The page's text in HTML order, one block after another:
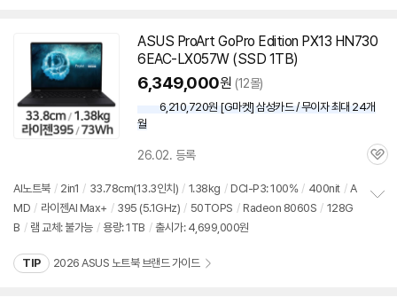
ASUS ProArt GoPro Edition PX13 HN730
6EAC-LX057W (SSD 1TB)
6,349,000원 (12몰)
6,210,720원 [G마켓] 삼성카드 / 무이자 최대 24개
월
26.02. 등록
관
AI노트북 / 2in1 / 33.78cm(13.3인치 ) / 1.38kg / DCI-P3: 100% / 400nit / A
MD / 라이젠AI Max+ / 395 (5.1GHz) / 50TOPS / Radeon 8060S / 128G
B / 램 교체: 불가능 / 용량: 1TB / 출시가: 4,699,000원
TIP 2026 ASUS 노트북 브랜드 가이드